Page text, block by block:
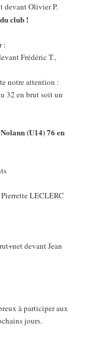
devant Olivier P.
club !
:
Frédéric T.,
notre attention :
32 en brut soit un
(U14)76 en
LECLERC
devant Jean
à participer aux
jours.